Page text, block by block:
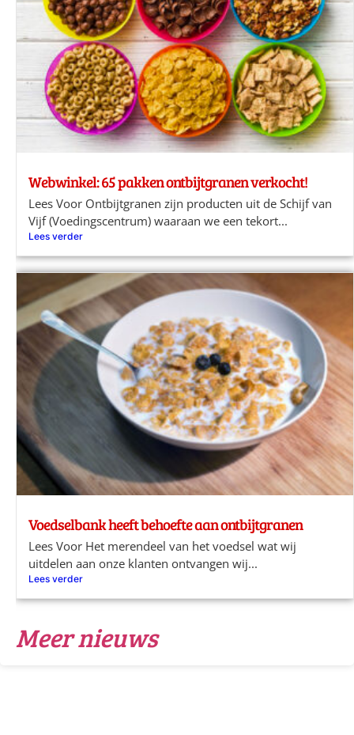
Webwinkel: 65 pakken ontbijtgranen verkocht!
Lees Voor Ontbijtgranen zijn producten uit de Schijf van
Vijf (Voedingscentrum) waaraan we een tekort...
Lees verder
Voedselbank heeft behoefte aan ontbijtgranen
Lees Voor Het merendeel van het voedsel wat wij
uitdelen aan onze klanten ontvangen wij...
Lees verder
Meer nieuws